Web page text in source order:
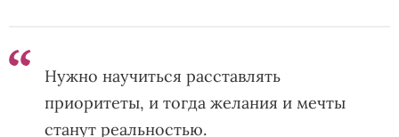
Нужно научиться расставлять
приоритеты, и тогда желания и мечты
станут реальностью.